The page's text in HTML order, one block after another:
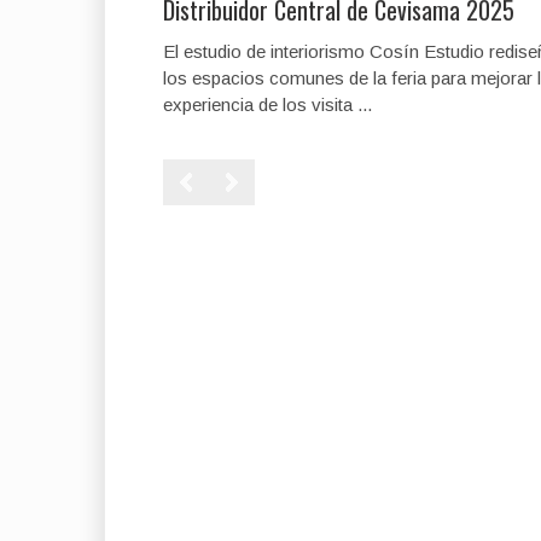
Distribuidor Central de Cevisama 2025
El estudio de interiorismo Cosín Estudio
los espacios comunes de la feria para mejorar
experiencia de los visita ...